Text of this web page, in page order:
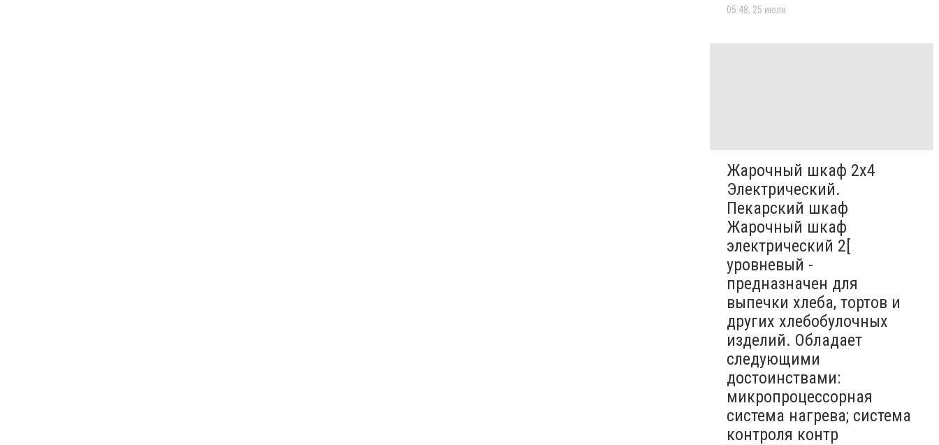
05:48, 25 июля
Жарочный шкаф 2х4
Электрический.
Пекарский шкаф
Жарочный шкаф
электрический 2[
уровневый -
предназначен для
выпечки хлеба, тортов и
других хлебобулочных
изделий. Обладает
следующими
достоинствами:
микропроцессорная
система нагрева; система
контроля контр